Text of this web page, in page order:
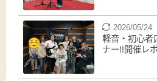
2026/05/24
軽音・初心者
ナー!!開催レ